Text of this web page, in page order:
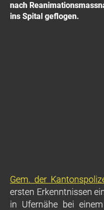
nach
ins Spital geflogen.
Gem. der
ersten Erkenntnissen
in Ufernähe bei